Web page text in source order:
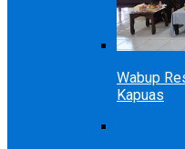
Wabup
Kapuas